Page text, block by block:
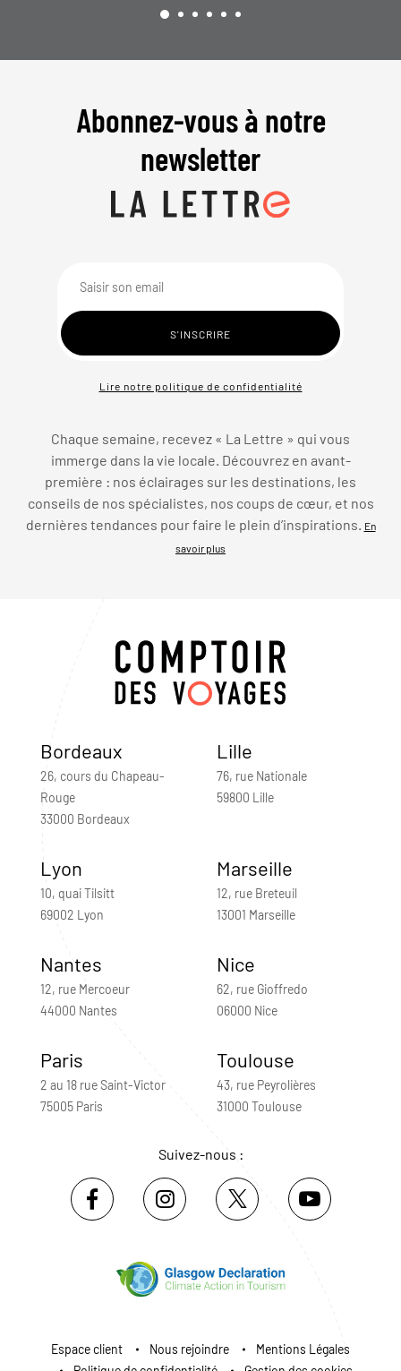
Abonnez-vous à notre
newsletter
Lire notre politique de confidentialité
Chaque semaine, recevez « La Lettre » qui vous
immerge dans la vie locale. Découvrez en avant-
première : nos éclairages sur les destinations, les
conseils de nos spécialistes, nos coups de cœur, et nos
dernières tendances pour faire le plein d’inspirations. En
savoir plus
Bordeaux
26, cours du Chapeau-
Rouge
33000 Bordeaux
Lille
76, rue Nationale
59800 Lille
Lyon
10, quai Tilsitt
69002 Lyon
Marseille
12, rue Breteuil
13001 Marseille
Nantes
12, rue Mercoeur
44000 Nantes
Nice
62, rue Gioffredo
06000 Nice
Paris
2 au 18 rue Saint-Victor
75005 Paris
Toulouse
43, rue Peyrolières
31000 Toulouse
Suivez-nous :
Espace client Nous rejoindre
Mentions Légales